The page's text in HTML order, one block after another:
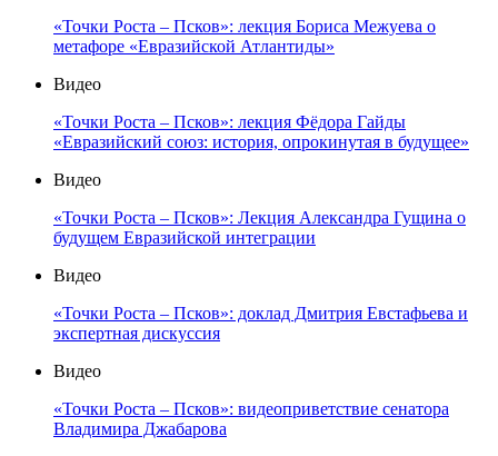
«Точки Роста – Псков»: лекция Бориса Межуева о
метафоре «Евразийской Атлантиды»
Видео
«Точки Роста – Псков»: лекция Фёдора Гайды
«Евразийский союз: история, опрокинутая в будущее»
Видео
«Точки Роста – Псков»: Лекция Александра Гущина о
будущем Евразийской интеграции
Видео
«Точки Роста – Псков»: доклад Дмитрия Евстафьева и
экспертная дискуссия
Видео
«Точки Роста – Псков»: видеоприветствие сенатора
Владимира Джабарова